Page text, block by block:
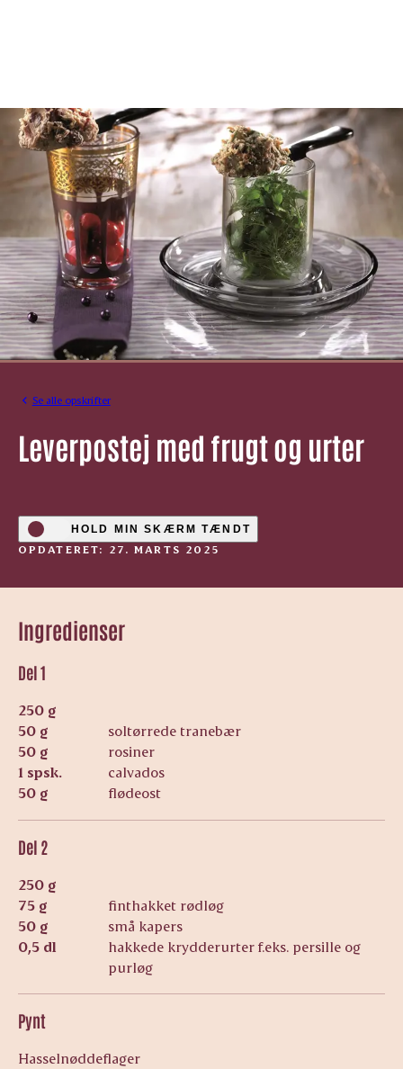
Se alle opskrifter
Leverpostej med frugt og urter
HOLD MIN SKÆRM TÆNDT
OPDATERET: 27. MARTS 2025
Ingredienser
Del 1
250 g
50 g
soltørrede tranebær
50 g
rosiner
1 spsk.
calvados
50 g
flødeost
Del 2
250 g
75 g
finthakket rødløg
50 g
små kapers
0,5 dl
hakkede krydderurter f.eks. persille og
purløg
Pynt
Hasselnøddeflager